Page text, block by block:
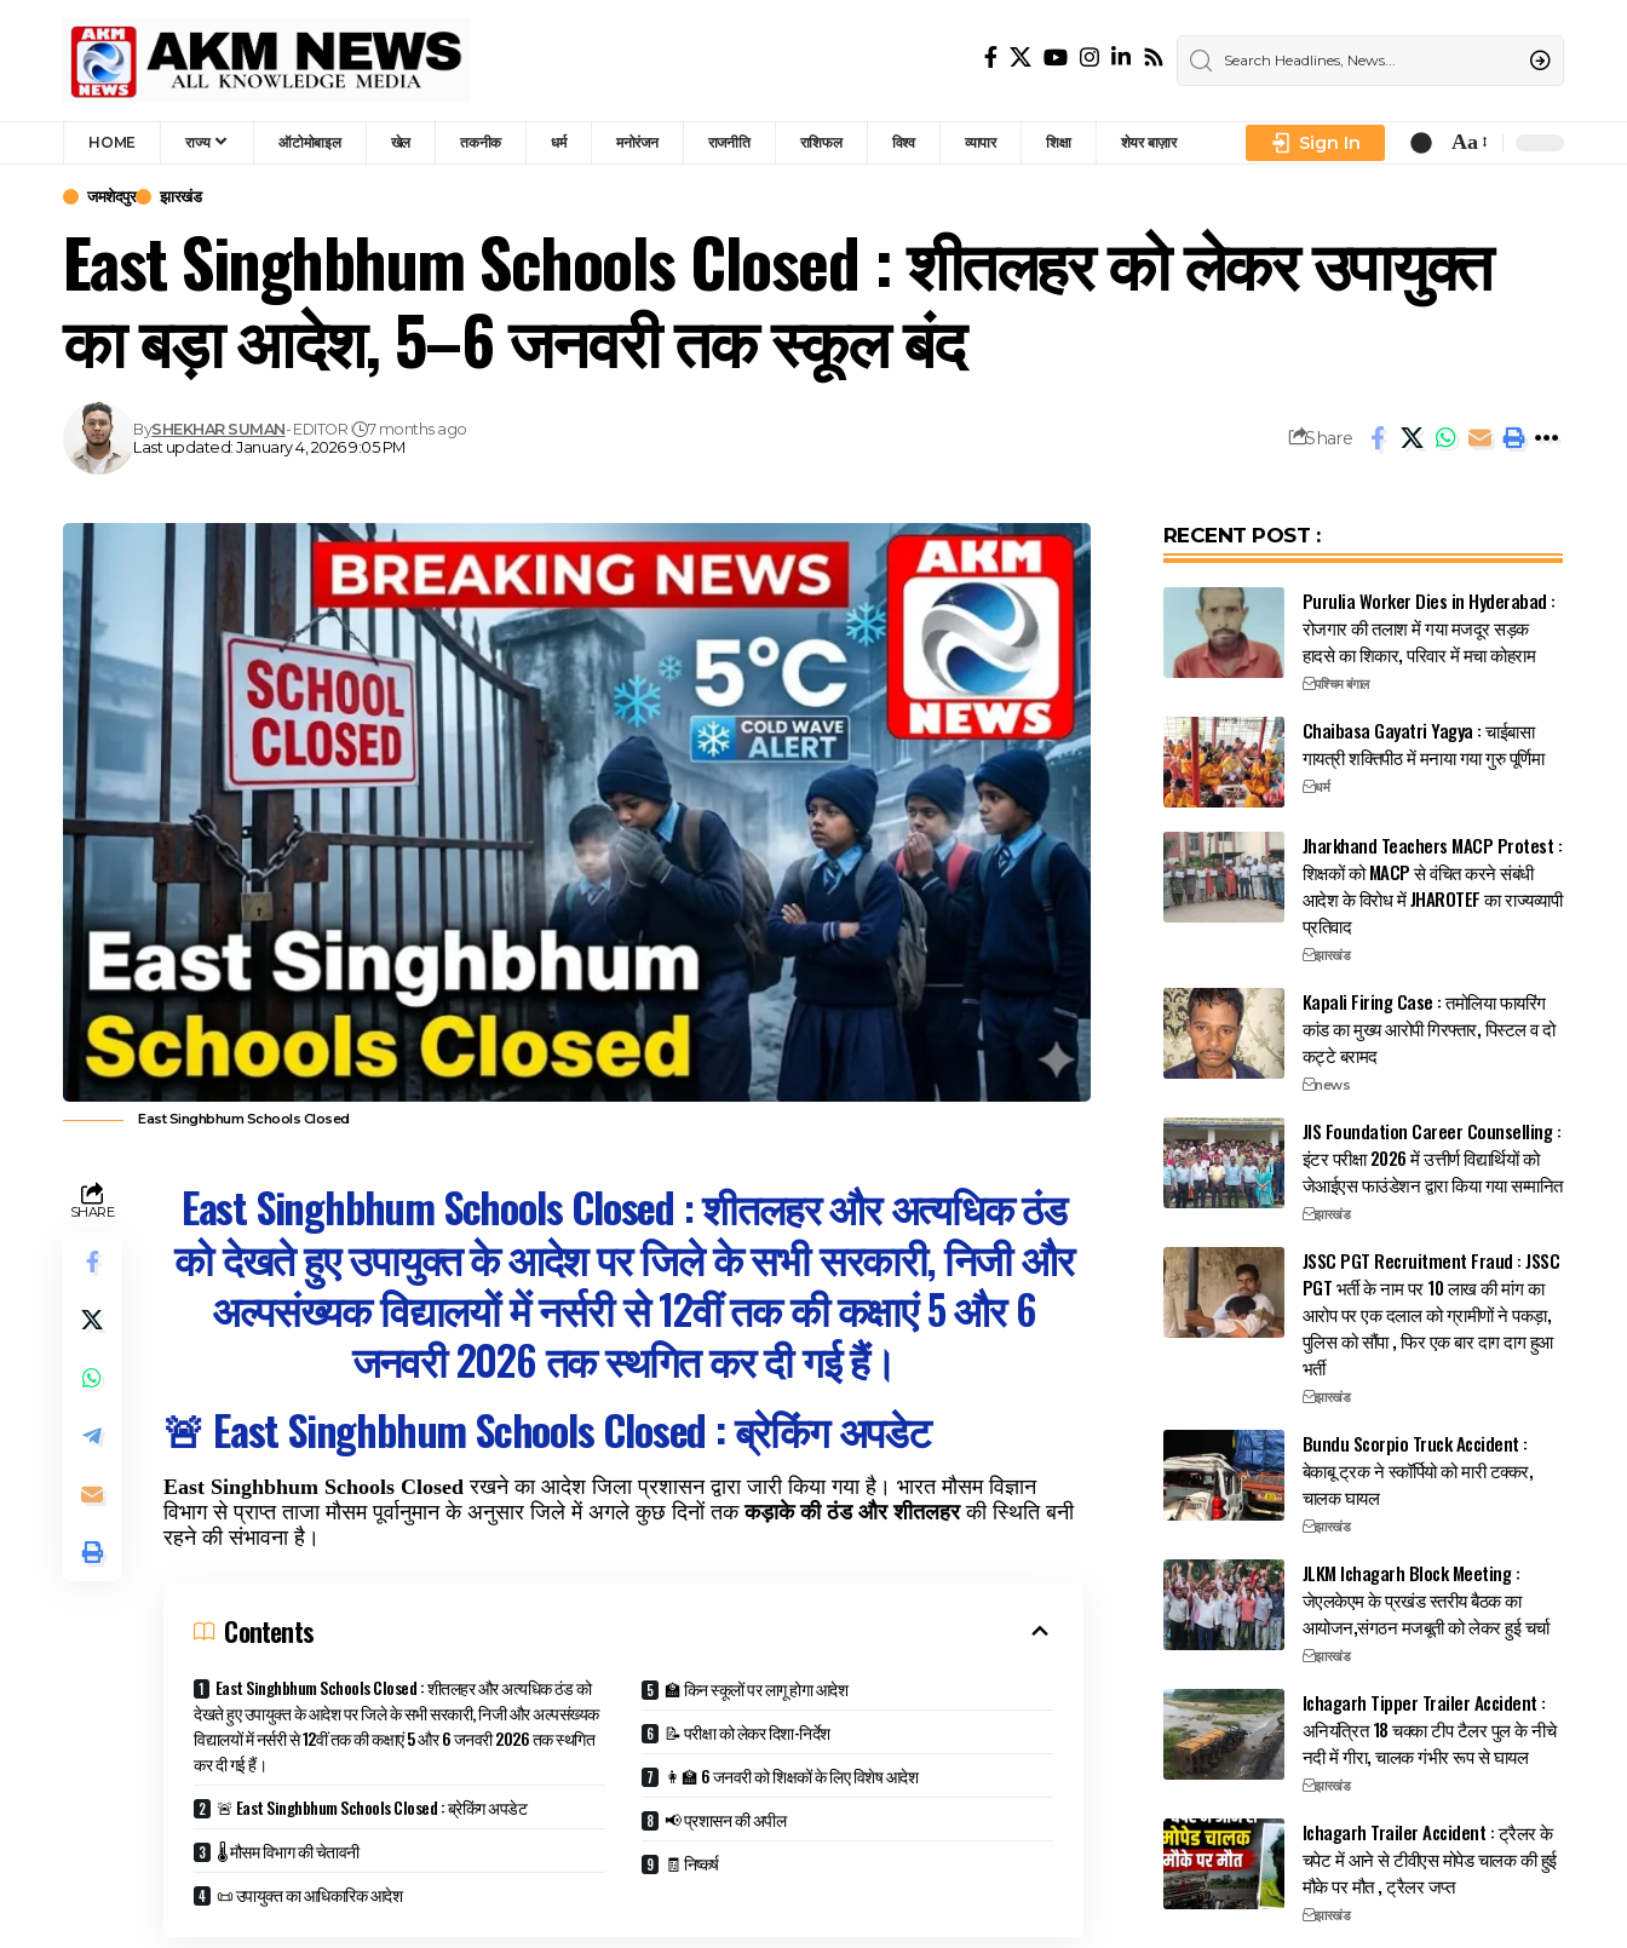
HOME राज्य ऑटोमोबाइल खेल तकनीक धर्म मनोरंजन राजनीति राशिफल विश्व व्यापार शिक्षा शेयर बाज़ार Sign In
Font
Aa
जमशेदपुर झारखंड
East Singhbhum Schools Closed : शीतलहर को लेकर उपायुक्त
का बड़ा आदेश, 5–6 जनवरी तक स्कूल बंद
Last updated: January 4, 2026 9:05 PM
BySHEKHAR SUMAN- EDITOR 7 months ago Share
East Singhbhum Schools Closed
SHARE East Singhbhum Schools Closed : शीतलहर और अत्यधिक ठंड
को देखते हुए उपायुक्त के आदेश पर जिले के सभी सरकारी, निजी और
अल्पसंख्यक विद्यालयों में नर्सरी से 12वीं तक की कक्षाएं 5 और 6
जनवरी 2026 तक स्थगित कर दी गई हैं।
🚨 East SinghbhumSchools Closed : ब्रेकिंग अपडेट
East Singhbhum Schools Closed रखने का आदेश जिला प्रशासन द्वारा जारी किया गया है। भारत मौसम विज्ञान
विभाग से प्राप्त ताजा मौसम पूर्वानुमान के अनुसार जिले में अगले कुछ दिनों तककड़ाके की ठंड और शीतलहरकी स्थिति बनी
रहने की संभावना है।
Contents
East Singhbhum Schools Closed : शीतलहर और अत्यधिक ठंड को
देखते हुए उपायुक्त के आदेश पर जिले के सभी सरकारी, निजी और अल्पसंख्यक
विद्यालयों में नर्सरी से 12वीं तक की कक्षाएं 5 और 6 जनवरी 2026 तक स्थगित
कर दी गई हैं।
🚨 East Singhbhum Schools Closed : ब्रेकिंग अपडेट
🌡️ मौसम विभाग की चेतावनी
📜 उपायुक्त का आधिकारिक आदेश
🏫 किन स्कूलों पर लागू होगा आदेश
📝 परीक्षा को लेकर दिशा-निर्देश
👩‍🏫 6 जनवरी को शिक्षकों के लिए विशेष आदेश
📢 प्रशासन की अपील
🧾 निष्कर्ष
RECENT POST :
Purulia Worker Dies in Hyderabad :
रोजगार की तलाश में गया मजदूर सड़क
हादसे का शिकार, परिवार में मचा कोहराम
पश्चिम बंगाल
Chaibasa Gayatri Yagya : चाईबासा
गायत्री शक्तिपीठ में मनाया गया गुरु पूर्णिमा
धर्म
Jharkhand Teachers MACP Protest :
शिक्षकों को MACP से वंचित करने संबंधी
आदेश के विरोध में JHAROTEF का राज्यव्यापी
प्रतिवाद
झारखंड
Kapali Firing Case : तमोलिया फायरिंग
कांड का मुख्य आरोपी गिरफ्तार, पिस्टल व दो
कट्टे बरामद
news
JIS Foundation Career Counselling :
इंटर परीक्षा 2026 में उत्तीर्ण विद्यार्थियों को
जेआईएस फाउंडेशन द्वारा किया गया सम्मानित
झारखंड
JSSC PGT Recruitment Fraud : JSSC
PGT भर्ती के नाम पर 10 लाख की मांग का
आरोप पर एक दलाल को ग्रामीणों ने पकड़ा,
पुलिस को सौंपा , फिर एक बार दाग दाग हुआ
भर्ती
झारखंड
Bundu Scorpio Truck Accident :
बेकाबू ट्रक ने स्कॉर्पियो को मारी टक्कर,
चालक घायल
झारखंड
JLKM Ichagarh Block Meeting :
जेएलकेएम के प्रखंड स्तरीय बैठक का
आयोजन,संगठन मजबूती को लेकर हुई चर्चा
झारखंड
Ichagarh Tipper Trailer Accident :
अनियंत्रित 18 चक्का टीप टैलर पुल के नीचे
नदी में गीरा, चालक गंभीर रूप से घायल
झारखंड
Ichagarh Trailer Accident : ट्रैलर के
चपेट में आने से टीवीएस मोपेड चालक की हुई
मौके पर मौत , ट्रैलर जप्त
झारखंड